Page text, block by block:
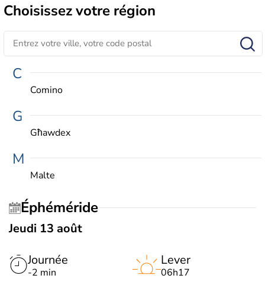
Choisissezvotre région
C
Comino
G
Għawdex
M
Malte
Éphéméride
Jeudi 13 août
Journée
-2 min
Lever
06h17